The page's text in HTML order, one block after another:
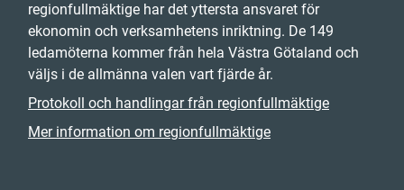
regionfullmäktige har det yttersta ansvaret för
ekonomin och verksamhetens inriktning. De 149
ledamöterna kommer från hela Västra Götaland och
väljs i de allmänna valen vart fjärde år.
Protokoll och handlingar från regionfullmäktige
Mer information om regionfullmäktige